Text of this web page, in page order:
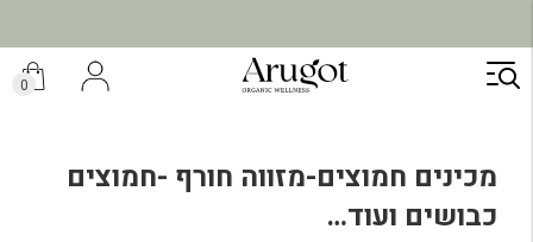
דילוג
לתוכן
0
מכינים חמוצים-מזווה חורף -חמוצים
כבושים ועוד…